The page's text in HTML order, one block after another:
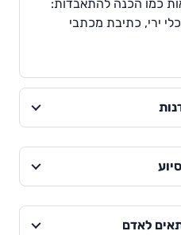
כמו הכנה להתאבדות:
ירי, כתיבת מכתבי
לאדם